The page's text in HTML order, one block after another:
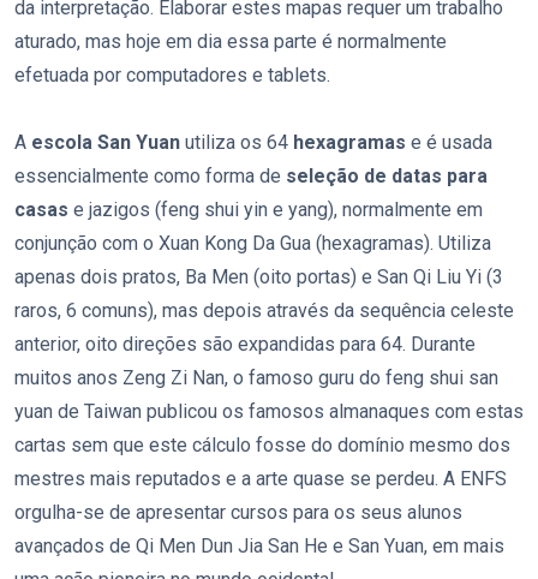
da interpretação. Elaborar estes mapas requer um trabalho
aturado, mas hoje em dia essa parte é normalmente
efetuada por computadores e tablets.
A escola San Yuan utiliza os 64 hexagramas e é usada
essencialmente como forma de seleção de datas para
casas e jazigos (feng shui yin e yang), normalmente em
conjunção com o Xuan Kong Da Gua (hexagramas). Utiliza
apenas dois pratos, Ba Men (oito portas) e San Qi Liu Yi (3
raros, 6 comuns), mas depois através da sequência celeste
anterior, oito direções são expandidas para 64. Durante
muitos anos Zeng Zi Nan, o famoso guru do feng shui san
yuan de Taiwan publicou os famosos almanaques com estas
cartas sem que este cálculo fosse do domínio mesmo dos
mestres mais reputados e a arte quase se perdeu. A ENFS
orgulha-se de apresentar cursos para os seus alunos
avançados de Qi Men Dun Jia San He e San Yuan, em mais